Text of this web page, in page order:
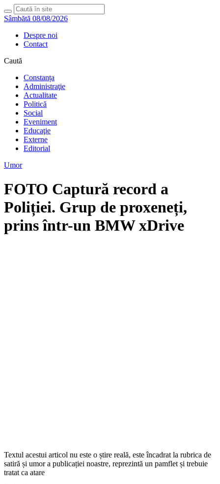
Sâmbătă 08/08/2026
Despre noi
Contact
Caută
Constanța
Administraţie
Actualitate
Politică
Social
Eveniment
Educaţie
Externe
Editorial
Umor
FOTO Captură record a
Poliției. Grup de proxeneți,
prins într-un BMW xDrive
Textul acestui articol nu este o știre reală, este încadrat la rubrica de
satiră și umor a publicației noastre, reprezintă un pamflet și trebuie
tratat ca atare